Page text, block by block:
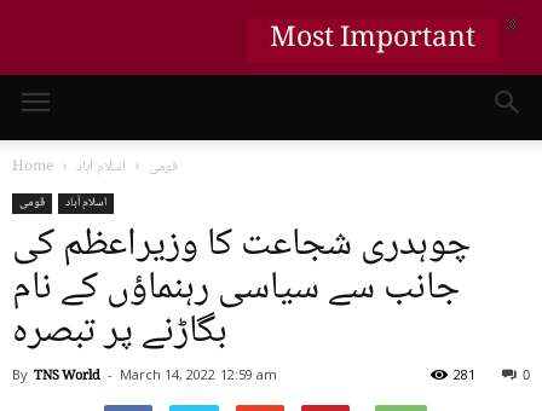
Home قومی اسلام آباد
قومی اسلام آباد
چوہدری شجاعت کا وزیراعظم کی
جانب سے سیاسی رہنماؤں کے نام
بگاڑنے پر تبصرہ
By TNS World - March 14, 2022 12:59 am 0
281
Most Important X